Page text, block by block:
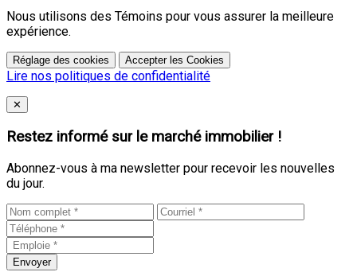
Nous utilisons des Témoins pour vous assurer la meilleure
expérience.
Réglage des cookies Accepter les Cookies
Lire nos politiques de confidentialité
Close
✕
Restez informé sur le marché immobilier !
Abonnez-vous à ma newsletter pour recevoir les nouvelles
du jour.
Envoyer